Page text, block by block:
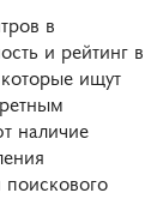
в
и рейтинг в
ищут
наличие
поискового